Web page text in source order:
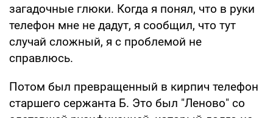
загадочные глюки. Когда я понял, что в руки
телефон мне не дадут, я сообщил, что тут
случай сложный, я с проблемой не
справлюсь.
Потом был превращенный в кирпич телефон
старшего сержанта Б. Это был "Леново" со